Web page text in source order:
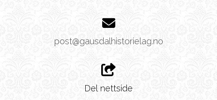
post@gausdalhistorielag.no
Del nettside